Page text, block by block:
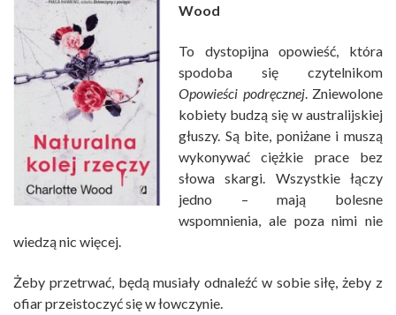
Wood
To dystopijna opowieść, która
spodoba się czytelnikom
Opowieści podręcznej. Zniewolone
kobiety budzą się w australijskiej
głuszy. Są bite, poniżane i muszą
wykonywać ciężkie prace bez
słowa skargi. Wszystkie łączy
jedno – mają bolesne
wspomnienia, ale poza nimi nie
wiedzą nic więcej.
Żeby przetrwać, będą musiały odnaleźć w sobie siłę, żeby z
ofiar przeistoczyć się w łowczynie.